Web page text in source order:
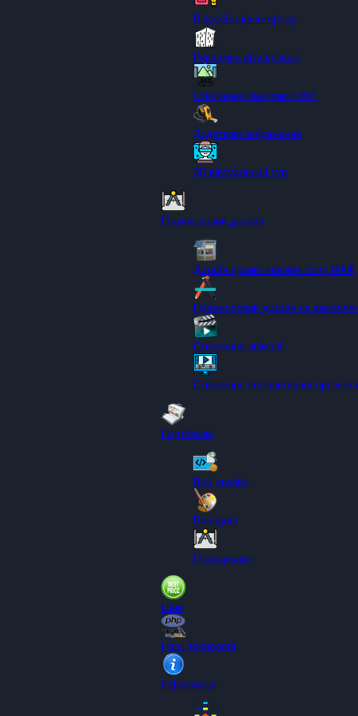
Візуалізація інтер'єру
Рекламна візуалізація
Створення панорами 360°
Додаткові зображення
3D віртуальний тур
Промисловий дизайн
Дизайн проект кав'ярні типу МАФ
Промисловий дизайн на
Створення анімації
Створення інтерактивної
Портфоліо
Веб дизайн
Брендинг
Промдизайн
Ціни
Наші технології
Інформація